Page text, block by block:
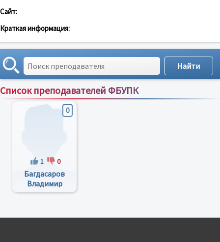
Сайт:
Краткая информация:
Список преподавателей ФБУПК
Сортировка по:имени;рейтингу;отзывам
0
1 0
Багдасаров
Владимир
Юрьевич